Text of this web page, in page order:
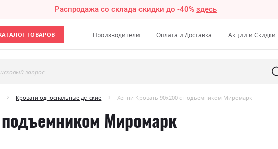
Распродажа со склада скидки до -40%здесь
ТОВАРОВ Производители Оплата и Доставка Акции и Скидки
запрос
Кровати односпальные детские Хеппи Кровать 90х200 с подъемником Миромарк
Миромарк